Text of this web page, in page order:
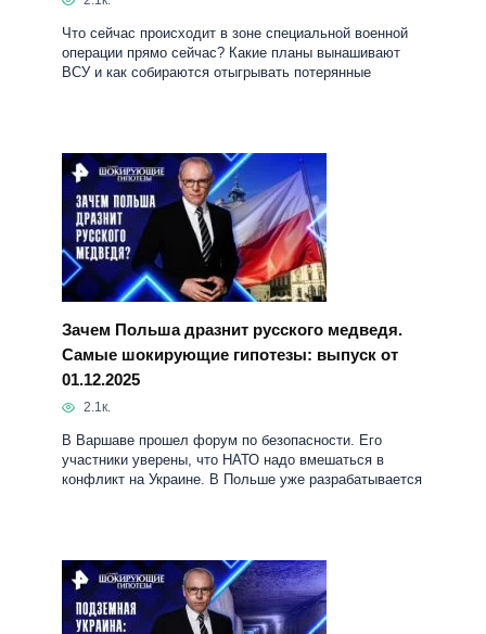
Зачем Польша дразнит русского медведя.
Самые шокирующие гипотезы: выпуск от
01.12.2025
2.1к.
В Варшаве прошел форум по безопасности. Его
конфликт на Украине. В Польше уже разрабатывается
Подземная Украина: что они прячут. Самые
шокирующие гипотезы: выпуск от 28.11.2025